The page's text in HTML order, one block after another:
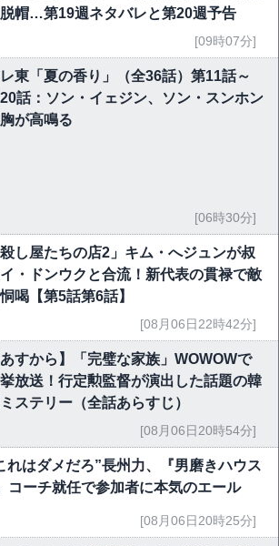
帽…第19週ネタバレと第20週予告
[09時07分]
東「夏の香り」（全36話）第11話～
話：ソン・イェジン、ソン・スンホン
が高鳴る
[06時30分]
殺し屋たちの店2」キム・へジュンが叔
・ドンウクと合流！新代表の貫禄で敵
喝【第5話第6話】
[08月06日22時42分]
あすから】「完璧な家族」WOWOWで
放送！行定勲監督が演出した話題の韓
ステリー（全話あらすじ）
[08月06日20時54分]
れはダメだろ”長州力、『男磨きハウス
コーチ就任で参加者に本気のエール
[08月06日20時25分]